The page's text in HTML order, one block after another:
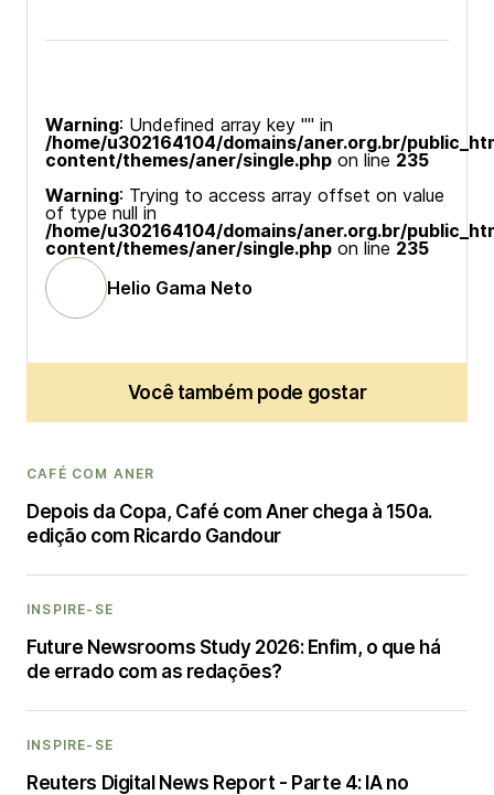
Warning: Undefined array key "" in
/home/u302164104/domains/aner.org.br/
content/themes/aner/single.php on line 235
Warning: Trying to access array offset on value
of type null in
/home/u302164104/domains/aner.org.br/
content/themes/aner/single.php on line 235
Helio Gama Neto
Você também pode gostar
CAFÉ COM ANER
Depois da Copa, Café com Aner chega à 150a.
edição com Ricardo Gandour
INSPIRE-SE
Future Newsrooms Study 2026: Enfim, o que há
de errado com as redações?
INSPIRE-SE
Reuters Digital News Report - Parte 4: IA no